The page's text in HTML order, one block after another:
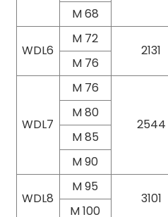
M 68
WDL6
M 72
2131
M 76
WDL7
M 76
2544
M 80
M 85
M 90
WDL8
M 95
3101
M 100